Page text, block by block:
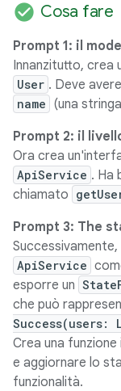
check_circle Cosa fare
Prompt 1: il
Innanzitutto, crea
User . Deve
name (una
Prompt 2: il
Ora crea
ApiService . Ha
chiamato
Prompt 3: The
Successivamente,
ApiService
esporre un
che può
Success(users:
Crea una funzione
e aggiornare lo
funzionalità.